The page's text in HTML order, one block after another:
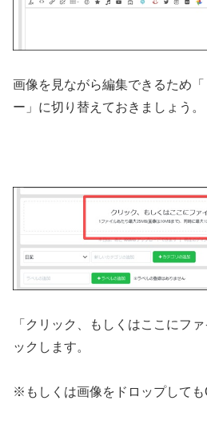
画像を見ながら編集できるため
ー」に切り替えておきましょう。
「クリック、もしくはここにフ
ックします。
※もしくは画像をドロップしても